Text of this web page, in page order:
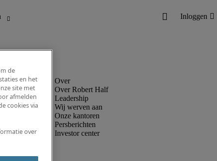
Over Robert Half
Leadership
Wij werven aan
Onze kantoren
Persberichten
Investor center
de
en het
site met
afmelden
cookies via
over